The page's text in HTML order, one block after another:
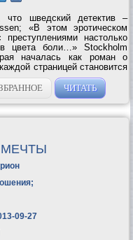
что шведский детектив –
«В этом эротическом
преступлениями настолько
цвета боли…» Stockholm
началась как роман о
страницей становится
«Благодаря
придется выбирать...
ЧИТАТЬ
;
09-27